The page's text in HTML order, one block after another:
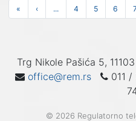
« ‹ ... 4 5 6
Trg Nikole Pašića 5,
office@rem.rs
011 /
© 2026 Regulatorno